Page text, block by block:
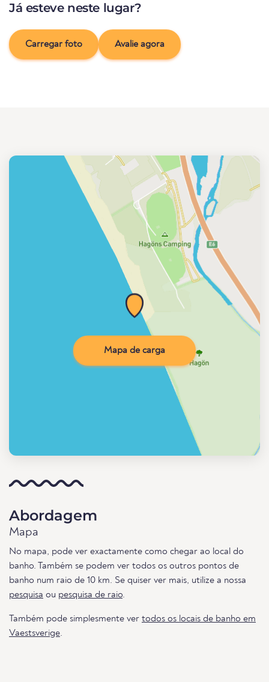
Já esteve neste lugar?
Carregar foto Avalie agora
Mapa de carga
Abordagem
Mapa
No mapa, pode ver exactamente como chegar ao local do
banho. Também se podem ver todos os outros pontos de
banho num raio de 10 km. Se quiser ver mais, utilize a nossa
pesquisa ou pesquisa de raio.
Também pode simplesmente ver todos os locais de banho em
Vaestsverige.